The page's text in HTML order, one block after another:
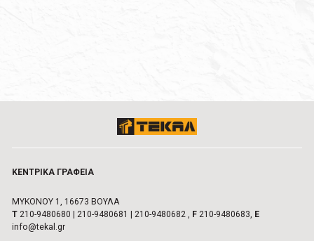
ΚΕΝΤΡΙΚA ΓΡΑΦΕIΑ
ΜΥΚΟΝΟΥ 1, 16673 ΒΟΥΛA
Τ 210-9480680 210-9480681 210-9480682, F210-9480683, E
info@tekal.gr